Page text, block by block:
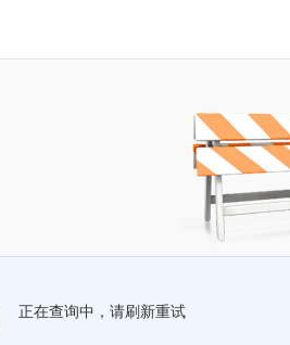
正在查询中，请刷新重试